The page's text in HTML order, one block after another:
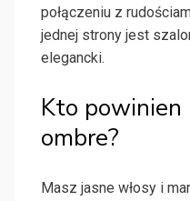
połączeniu z
jednej strony jest
elegancki.
Kto powinien
ombre?
Masz jasne włosy i